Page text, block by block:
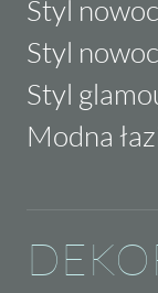
Styl
Styl
Styl
Modna